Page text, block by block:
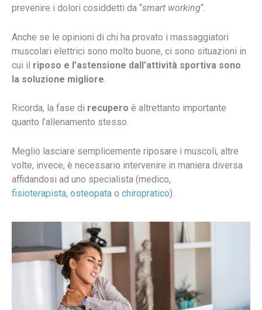
prevenire i dolori cosiddetti da “smart working“.
Anche se le opinioni di chi ha provato i massaggiatori
muscolari elettrici sono molto buone, ci sono situazioni in
cui il riposo e l’astensione dall’attività sportiva sono
la soluzione migliore
Ricorda, la fase di recupero è altrettanto importante
quanto l’allenamento stesso.
Meglio lasciare semplicemente riposare i muscoli, altre
volte, invece, è necessario intervenire in maniera diversa
affidandosi ad uno specialista (medico,
fisioterapista, osteopata o chiropratico).